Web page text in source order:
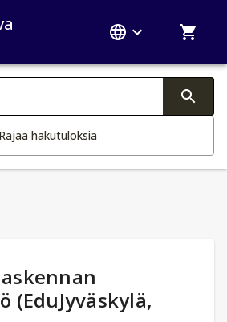
Rajaa hakutuloksia
:
(EduJyväskylä,